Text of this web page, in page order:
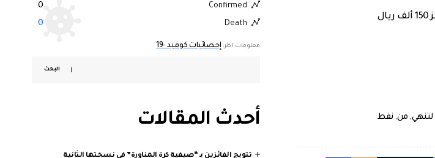
لتنهي, من, نفط
Confirmed
0
Death
0
معلومات اكثر: إحصائيات كوفيد -19
البحث
أحدث المقالات
تتويج الفائزين بـ “صيفية كرة المناورة” في نسختها الثانية